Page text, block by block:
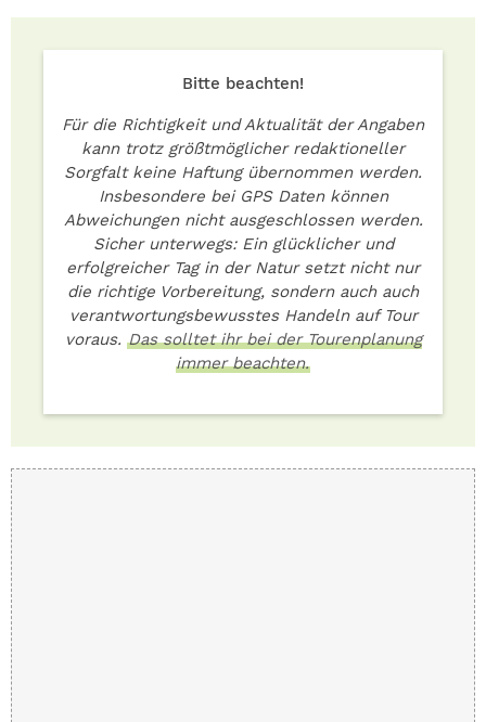
Bitte beachten!
Für die Richtigkeit und Aktualität der Angaben
kann trotz größtmöglicher redaktioneller
Sorgfalt keine Haftung übernommen werden.
Insbesondere bei GPS Daten können
Abweichungen nicht ausgeschlossen werden.
Sicher unterwegs: Ein glücklicher und
erfolgreicher Tag in der Natur setzt nicht nur
die richtige Vorbereitung, sondern auch auch
verantwortungsbewusstes Handeln auf Tour
voraus. Das solltet ihr bei der Tourenplanung
immer beachten.